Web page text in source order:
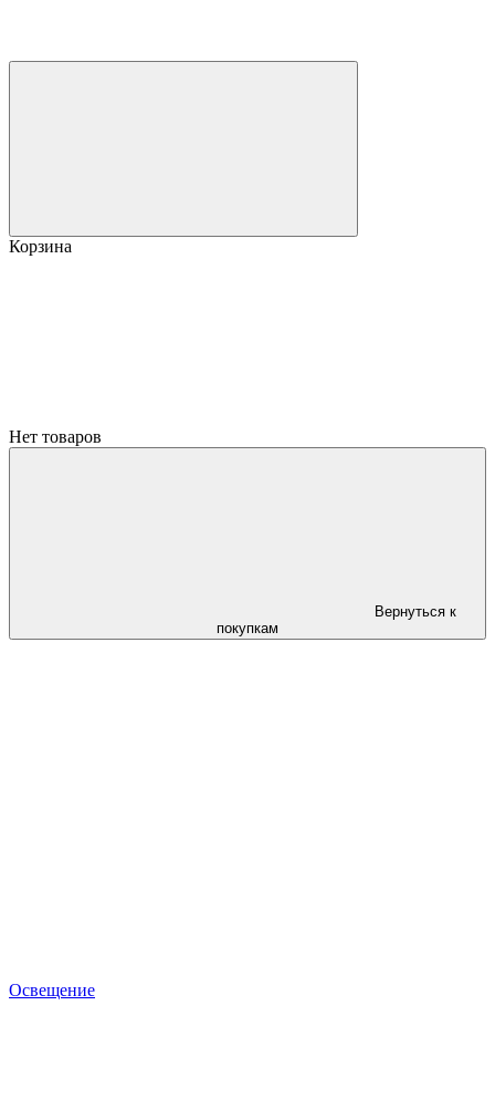
Корзина
Нет товаров
Вернуться к
покупкам
Освещение